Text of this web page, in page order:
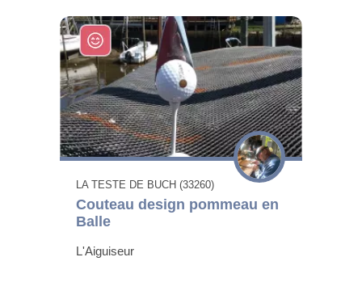
LA TESTE DE BUCH (33260)
Couteau design pommeau en
Balle
L'Aiguiseur